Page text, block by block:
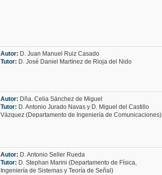
Autor: D. Juan Manuel Ruiz Casado
Tutor: D. José Daniel Martínez de Rioja del Nido
Autor: Dña. Celia Sánchez de Miguel
Tutor: D. Antonio Jurado Navas y D. Miguel del Castillo
Vázquez (Departamento de Ingeniería de Comunicaciones)
Autor: D. Antonio Seller Rueda
Tutor: D. Stephan Marini (Departamento de Física,
Ingeniería de Sistemas y Teoría de Señal)